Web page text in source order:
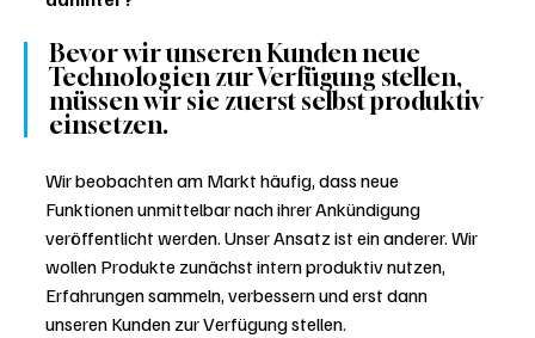
Bevor wir unseren Kunden neue
Technologien zur Verfügung stellen,
müssen wir sie zuerst selbst produktiv
einsetzen.
Wir beobachten am Markt häufig, dass neue
Funktionen unmittelbar nach ihrer Ankündigung
veröffentlicht werden. Unser Ansatz ist ein anderer. Wir
wollen Produkte zunächst intern produktiv nutzen,
Erfahrungen sammeln, verbessern und erst dann
unseren Kunden zur Verfügung stellen.